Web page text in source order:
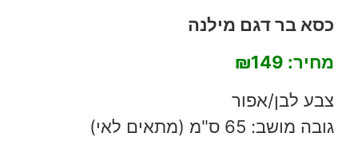
כסא בר דגם מילנה
מחיר: ₪149
צבע לבן/אפור
גובה מושב: 65 ס"מ (מתאים לאי)